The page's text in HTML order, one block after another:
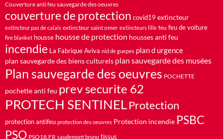
Couverture anti feu sauvegarde des oeuvres
couverture de protection covid19 extincteur
extincteur pas de calais extincteur saint omer extincteurs lille feu feu de voiture
fire blanket housse housse de protection housses anti feu
incendie La Fabrique Aviva nid de guepes plan d urgence
plan sauvegarde des biens culturels plan sauvegarde des musées
Plan sauvegarde des oeuvres POCHETTE
pochette anti feu prev securite 62
PROTECH SENTINELProtection
protection antifeu protection des oeuvres Protection incendie PSBC
PSO PSO18.FR saudemont bruno tissus